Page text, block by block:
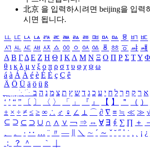
北京 을 입력하시려면 beijing을 입력
시면 됩니다.
ㅥ ㅦ ㅧ ㅨ ㅩ ㅪ ㅫ ㅬ ㅭ ㅮ ㅯ ㅰ ㅱ ㅲ ㅳ
ㅺ ㅻ ㅼ ㅽ ㅾ ㅿ ㆀ ㆁ ㆂ ㆃ ㆄ ㆅ ㆆ ㆇ ㆈ
Α Β ΓΔ Ε Ζ Η Θ Ι ΚΛ Μ Ν Ξ Ο Π Ρ Σ ΤΥ Φ
θ ι κ λ μ ν ξ ο π ρ σ τ υ φ χ ψ ω
á à Á À é è É È ç Ç ê
Ä Ö Ü ä ö ü ß
ִֶֹ ֻּ ׁׂ א ר ק ף ך ל ח י ע כ ג ד ש ץ ת צ מ נ ה ב
‘ ’ “ ” 〔 〕 〈 〉 「 」 『 』 【 】 ＂ （ ）
± × ÷ ≠ ≤ ≥ ∞ ∴ ♂ ♀ ∠ ⊥ ⌒ ∂ ∇ ≡ ≒ ≪ ≫ √
⊆ ⊇ ⊂ ⊃ ∪ ∩ ∧ ∨ ￢ ⇒ ⇔ ∀ ∃ ∮ ∑ ∏ ＋ －
、
。 · ‥ … ¨ 〃 ― ＼ ∼ ´ ～ ˇ ˘ ˝ ˚ ˙ ¸ ¡ ¿
；
？ ＾ ｀